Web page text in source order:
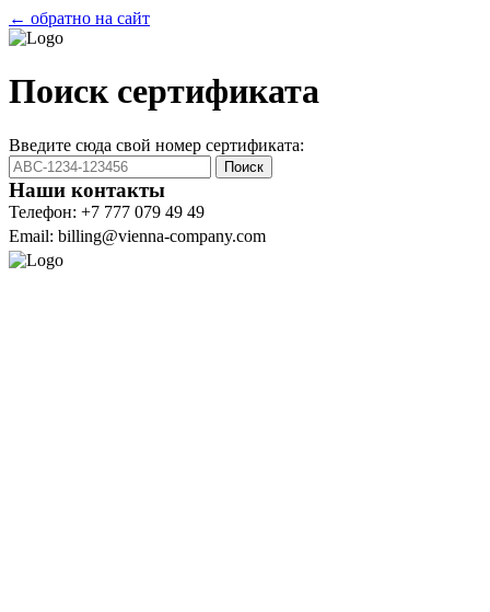
← обратно на сайт
Поиск сертификата
Введите сюда свой номер сертификата:
Поиск
Наши контакты
Телефон: +7 777 079 49 49
Email: billing@vienna-company.com